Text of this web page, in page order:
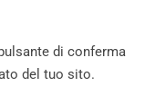
di conferma
del tuo sito.